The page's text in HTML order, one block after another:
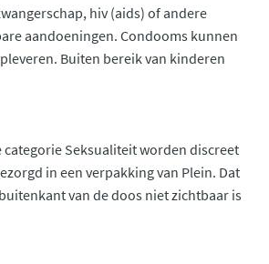
hiv (aids) of andere
aandoeningen. Condooms kunnen
Buiten bereik van kinderen
Seksualiteit worden discreet
in een verpakking van Plein. Dat
van de doos niet zichtbaar is